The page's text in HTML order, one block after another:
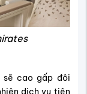
sẽ cao gấp đôi
dịch vụ tiện